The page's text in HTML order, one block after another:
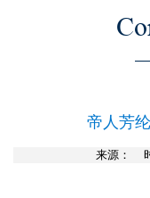
帝人芳
来源：